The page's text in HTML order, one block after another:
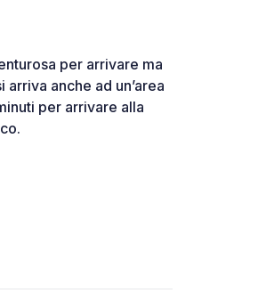
per arrivare ma
anche ad un’area
per arrivare alla